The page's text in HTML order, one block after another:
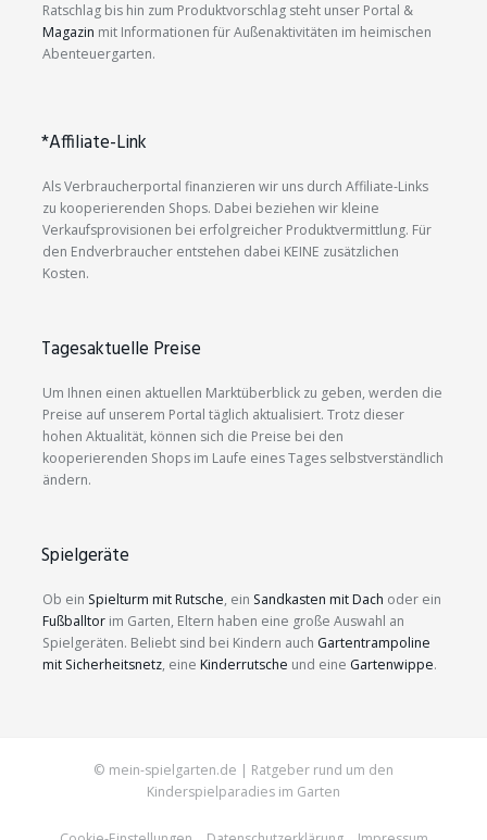
Ratschlag bis hin zum Produktvorschlag steht unser Portal &
Magazin mit Informationen für Außenaktivitäten im heimischen
Abenteuergarten.
*Affiliate-Link
Als Verbraucherportal finanzieren wir uns durch Affiliate-Links
zu kooperierenden Shops. Dabei beziehen wir kleine
Verkaufsprovisionen bei erfolgreicher Produktvermittlung. Für
den Endverbraucher entstehen dabei KEINE zusätzlichen
Kosten.
Tagesaktuelle Preise
Um Ihnen einen aktuellen Marktüberblick zu geben, werden die
Preise auf unserem Portal täglich aktualisiert. Trotz dieser
hohen Aktualität, können sich die Preise bei den
kooperierenden Shops im Laufe eines Tages selbstverständlich
ändern.
Spielgeräte
Ob ein Spielturm mit Rutsche, ein Sandkasten mit Dach oder ein
Fußballtor im Garten, Eltern haben eine große Auswahl an
Spielgeräten. Beliebt sind bei Kindern auch Gartentrampoline
mit Sicherheitsnetz, eine Kinderrutsche und eine Gartenwippe.
© mein-spielgarten.de | Ratgeber rund um den
Kinderspielparadies im Garten